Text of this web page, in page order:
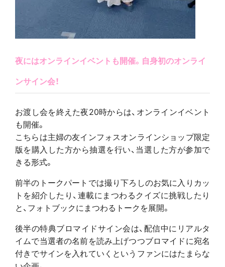
夜にはオンラインイベントも開催。自身初のオンライ
ンサイン会！
お渡し会を終えた夜20時からは、オンラインイベント
も開催。
こちらは主婦の友インフォスオンラインショップ限定
版を購入した方から抽選を行い、当選した方が参加で
きる形式。
前半のトークパートでは撮り下ろしのお気に入りカッ
トを紹介したり、連載にまつわるクイズに挑戦したり
と、フォトブックにまつわるトークを展開。
後半の特典ブロマイドサイン会は、配信中にリアルタ
イムで当選者の名前を読み上げつつブロマイドに宛名
付きでサインを入れていくというファンにはたまらな